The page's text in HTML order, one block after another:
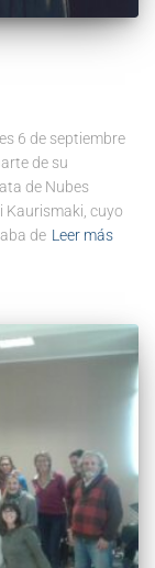
6 de septiembre
de su
de Nubes
Kaurismaki, cuyo
de Leer más